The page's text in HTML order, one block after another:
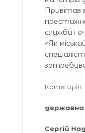
Привітав
служби і
«Як
Категорія:
Сергій